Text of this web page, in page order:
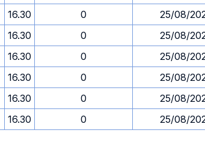
16.30 0
25/08/
16.30 0
25/08/
16.30 0
25/08/
16.30 0
25/08/
16.30 0
25/08/
16.30 0 25/08/